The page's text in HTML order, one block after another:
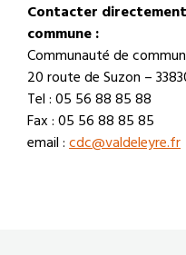
Contacter
commune :
Communauté de
20 route de Suzon –
Tel : 05 56 88 85 88
Fax : 05 56 88 85 85
email :cdc@valdeleyre.fr